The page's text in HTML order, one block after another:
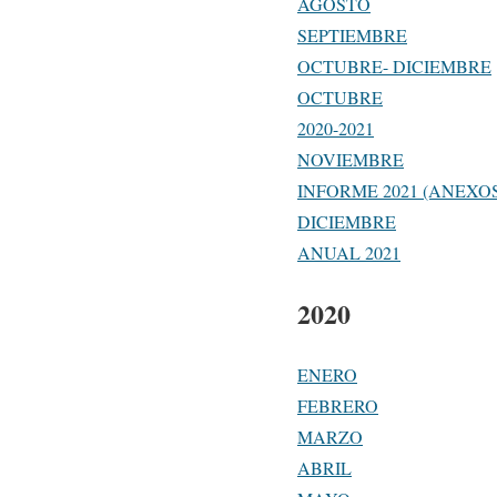
SEPTIEMBRE
OCTUBRE- DICIEMBRE
OCTUBRE
2020-2021
NOVIEMBRE
INFORME 2021
DICIEMBRE
ANUAL 2021
2020
ENERO
FEBRERO
MARZO
ABRIL